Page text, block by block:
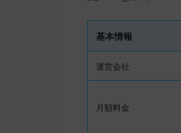
基本情報
運営会社
月額料金